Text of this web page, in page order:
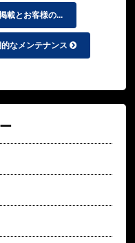
載とお客様の...
的なメンテナンス